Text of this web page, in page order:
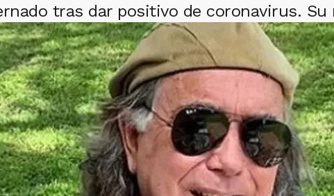
tras dar positivo de coronavirus. Su